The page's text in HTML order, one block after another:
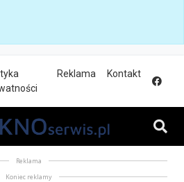
Reklama Kontakt
Reklama
Koniec reklamy